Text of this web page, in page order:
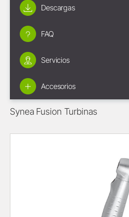
Descargas
FAQ
Servicios
Accesorios
Synea Fusion Turbinas